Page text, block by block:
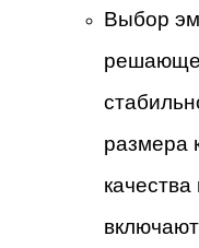
Выбор
размера